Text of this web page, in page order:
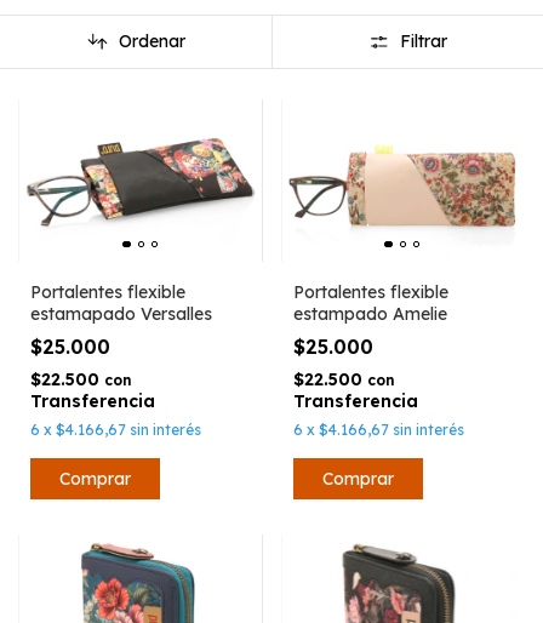
Ordenar Filtrar
Portalentes flexible
estamapado Versalles
$25.000
$22.500 con
6 x $4.166,67 sin interés
Portalentes flexible
estampado Amelie
$25.000
$22.500 con
6 x $4.166,67 sin interés